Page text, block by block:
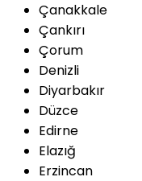
Çanakkale
Çankırı
Çorum
Denizli
Diyarbakır
Düzce
Edirne
Elazığ
Erzincan